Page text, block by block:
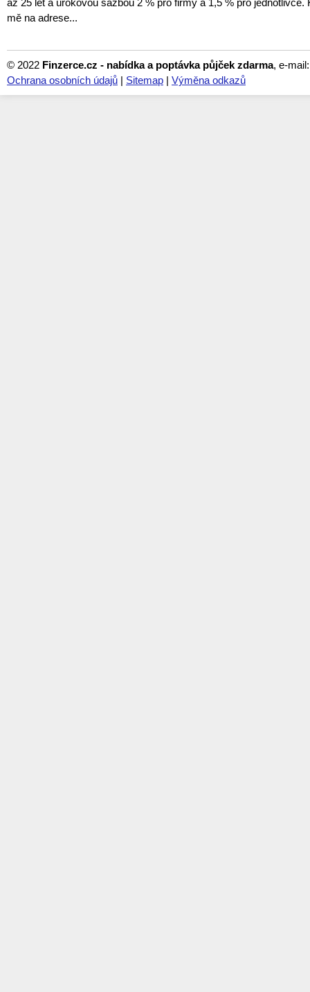
mě na adrese...
© 2022 Finzerce.cz - nabídka a poptávka půjček zdarma, e-
Ochrana osobních údajů | Sitemap | Výměna odkazů